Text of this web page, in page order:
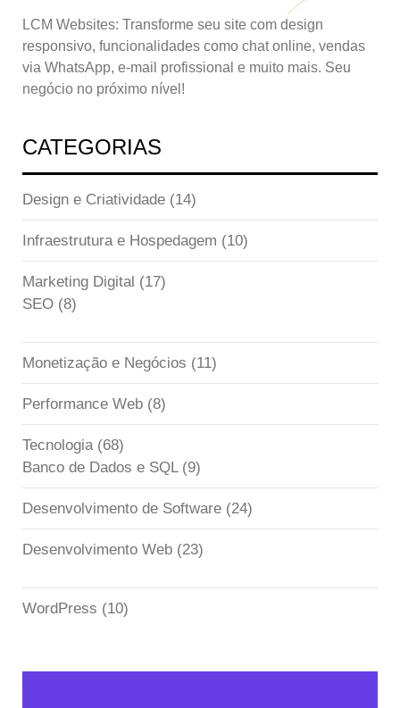
LCM Websites: Transforme seu site com design
responsivo, funcionalidades como chat online, vendas
via WhatsApp, e-mail profissional e muito mais. Seu
negócio no próximo nível!
CATEGORIAS
Design e Criatividade (14)
Infraestrutura e Hospedagem (10)
Marketing Digital (17)
SEO (8)
Monetização e Negócios (11)
Performance Web (8)
Tecnologia (68)
Banco de Dados e SQL(9)
Desenvolvimento de Software (24)
Desenvolvimento Web (23)
WordPress (10)